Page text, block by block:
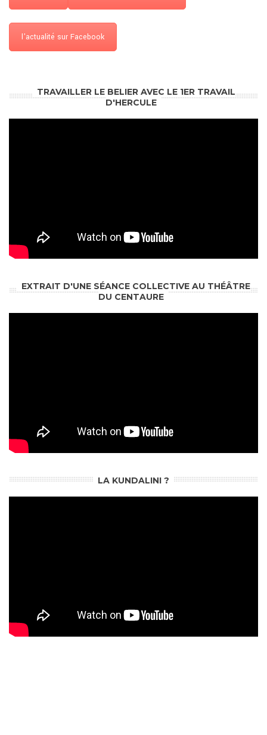
l'actualité sur Facebook
TRAVAILLER LE BELIER AVEC LE 1ER TRAVAIL
D'HERCULE
EXTRAIT D'UNE SÉANCE COLLECTIVE AU THÉÂTRE
DU CENTAURE
LA KUNDALINI ?